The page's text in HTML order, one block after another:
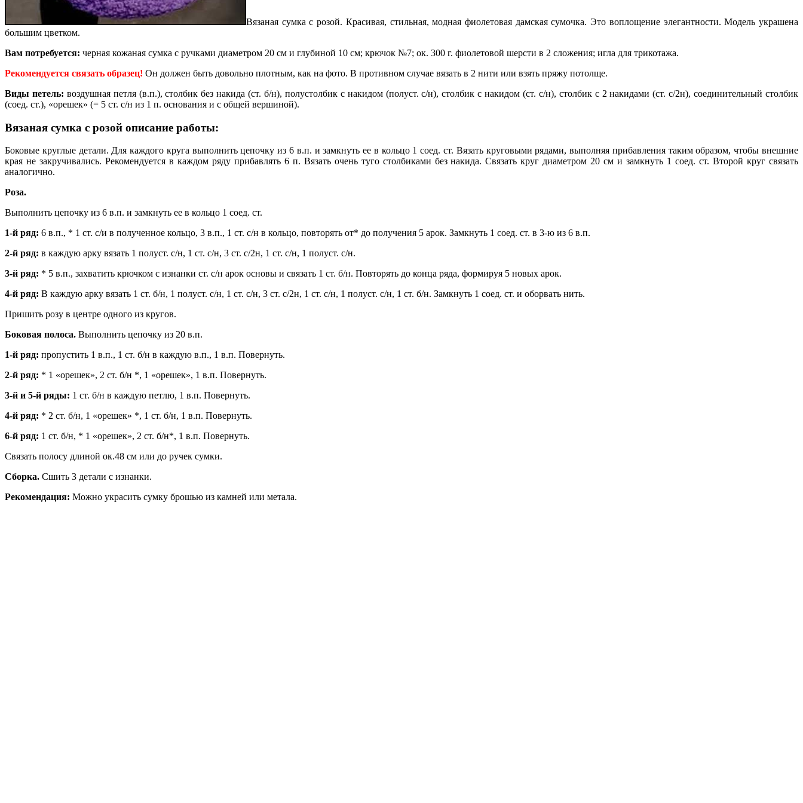
Вязаная сумка с розой. Красивая, стильная, модная фиолетовая дамская сумочка. Это воплощение элегантности. Модель украшена
большим цветком.
Вам потребуется: черная кожаная сумка с ручками диаметром 20 см и глубиной 10 см; крючок №7; ок. 300 г. фиолетовой шерсти в 2 сложения; игла для трикотажа.
Рекомендуется связать образец! Он должен быть довольно плотным, как на фото. В противном случае вязать в 2 нити или взять пряжу потолще.
Виды петель: воздушная петля (в.п.), столбик без накида (ст. б/н), полустолбик с накидом (полуст. с/н), столбик с накидом (ст. с/н), столбик с 2 накидами (ст. с/2н), соединительный столбик
(соед. ст.), «орешек» (= 5 ст. с/н из 1 п. основания и с общей вершиной).
Вязаная сумка с розой описание работы:
Боковые круглые детали. Для каждого круга выполнить цепочку из 6 в.п. и замкнуть ее в кольцо 1 соед. ст. Вязать круговыми рядами, выполняя прибавления таким образом, чтобы внешние
края не закручивались. Рекомендуется в каждом ряду прибавлять 6 п. Вязать очень туго столбиками без накида. Связать круг диаметром 20 см и замкнуть 1 соед. ст. Второй круг связать
аналогично.
Роза.
Выполнить цепочку из 6 в.п. и замкнуть ее в кольцо 1 соед. ст.
1-й ряд: 6 в.п., * 1 ст. с/и в полученное кольцо, 3 в.п., 1 ст. с/н в кольцо, повторять от* до получения 5 арок. Замкнуть 1 соед. ст. в 3-ю из 6 в.п.
2-й ряд: в каждую арку вязать 1 полуст. с/н, 1 ст. с/н, 3 ст. с/2н, 1 ст. с/н, 1 полуст. с/н.
3-й ряд: * 5 в.п., захватить крючком с изнанки ст. с/н арок основы и связать 1 ст. б/н. Повторять до конца ряда, формируя 5 новых арок.
4-й ряд: В каждую арку вязать 1 ст. б/н, 1 полуст. с/н, 1 ст. с/н, 3 ст. с/2н, 1 ст. с/н, 1 полуст. с/н, 1 ст. б/н. Замкнуть 1 соед. ст. и оборвать нить.
Пришить розу в центре одного из кругов.
Боковая полоса. Выполнить цепочку из 20 в.п.
1-й ряд: пропустить 1 в.п., 1 ст. б/н в каждую в.п., 1 в.п. Повернуть.
2-й ряд: * 1 «орешек», 2 ст. б/н *, 1 «орешек», 1 в.п. Повернуть.
3-й и 5-й ряды: 1 ст. б/н в каждую петлю, 1 в.п. Повернуть.
4-й ряд: * 2 ст. б/н, 1 «орешек» *, 1 ст. б/н, 1 в.п. Повернуть.
6-й ряд: 1 ст. б/н, * 1 «орешек», 2 ст. б/н*, 1 в.п. Повернуть.
Связать полосу длиной ок.48 см или до ручек сумки.
Сборка. Сшить 3 детали с изнанки.
Рекомендация: Можно украсить сумку брошью из камней или метала.